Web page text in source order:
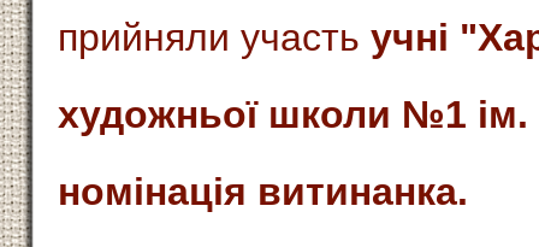
прийняли участь учні
художньої школи №1 ім.
номінація витинанка.